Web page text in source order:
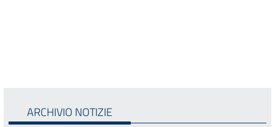
ARCHIVIO NOTIZIE